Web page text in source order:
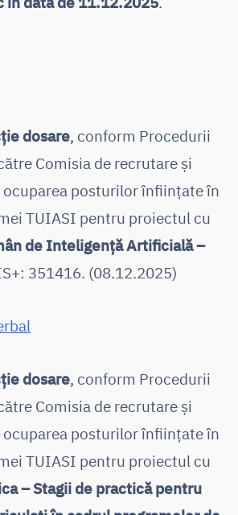
dosare, conform Procedurii
Comisia de recrutare și
posturilor înființate în
TUIASI pentru proiectul cu
de Inteligență Artificială –
351416. (08.12.2025)
dosare, conform Procedurii
Comisia de recrutare și
posturilor înființate în
TUIASI pentru proiectul cu
– Stagii de practică pentru